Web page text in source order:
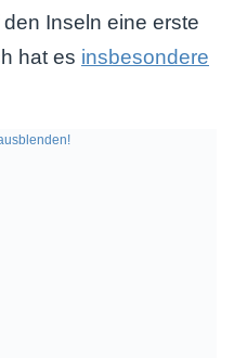
Inseln eine erste
hat es insbesondere